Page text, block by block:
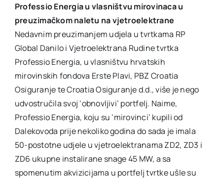
Professio Energia u vlasništvu mirovinaca u
preuzimačkom naletu na vjetroelektrane
Nedavnim preuzimanjem udjela u tvrtkama RP
Global Danilo i Vjetroelektrana Rudine tvrtka
Professio Energia, u vlasništvu hrvatskih
mirovinskih fondova Erste Plavi, PBZ Croatia
Osiguranje te Croatia Osiguranje d.d., više je nego
udvostručila svoj ‘obnovljivi’ portfelj. Naime,
Professio Energia, koju su ‘mirovinci’ kupili od
Dalekovoda prije nekoliko godina do sada je imala
50-postotne udjele u vjetroelektranama ZD2, ZD3 i
ZD6 ukupne instalirane snage 45 MW, a sa
spomenutim akvizicijama u portfelj tvrtke ušle su